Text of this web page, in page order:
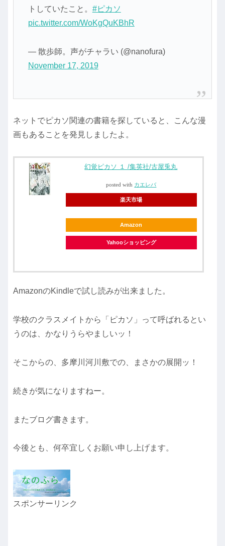
トしていたこと。 #ピカソ
pic.twitter.com/WoKgQuKBhR
— 散歩師。声がチャラい (@nanofura)
November 17, 2019
ネットでピカソ関連の書籍を探していると、こんな漫
画もあることを発見しましたよ。
幻覚ピカソ １ /集英社/古屋兎丸
posted with カエレバ
楽天市場
Amazon
Yahooショッピング
AmazonのKindleで試し読みが出来ました。
学校のクラスメイトから「ピカソ」って呼ばれるとい
うのは、かなりうらやましいッ！
そこからの、多摩川河川敷での、まさかの展開ッ！
続きが気になりますねー。
またブログ書きます。
今後とも、何卒宜しくお願い申し上げます。
スポンサーリンク